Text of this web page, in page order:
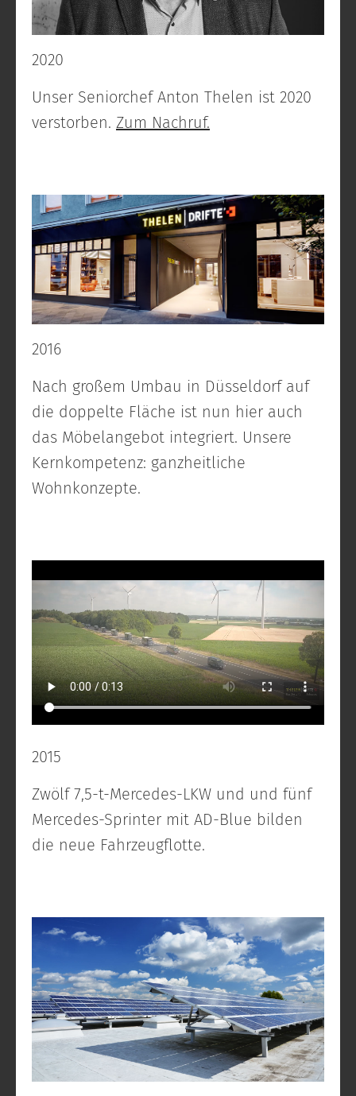
2020
Unser Seniorchef Anton Thelen ist 2020
verstorben. Zum Nachruf.
2016
Nach großem Umbau in Düsseldorf auf
die doppelte Fläche ist nun hier auch
das Möbelangebot integriert. Unsere
Kernkompetenz: ganzheitliche
Wohnkonzepte.
2015
Zwölf 7,5-t-Mercedes-LKW und und fünf
Mercedes-Sprinter mit AD-Blue bilden
die neue Fahrzeugflotte.